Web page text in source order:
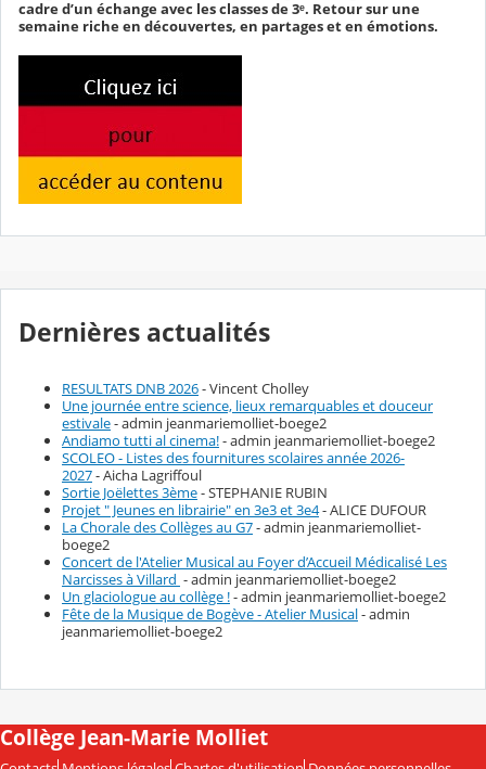
cadre d’un échange avec les classes de 3ᵉ. Retour sur une
semaine riche en découvertes, en partages et en émotions.
Dernières actualités
RESULTATS DNB 2026- Vincent Cholley
Une journée entre science, lieux remarquables et douceur
estivale- admin jeanmariemolliet-boege2
Andiamo tutti al cinema!- admin jeanmariemolliet-boege2
SCOLEO - Listes des fournitures scolaires année 2026-
2027- Aicha Lagriffoul
Sortie Joëlettes 3ème- STEPHANIE RUBIN
Projet " Jeunes en librairie" en 3e3 et 3e4- ALICE DUFOUR
La Chorale des Collèges au G7- admin jeanmariemolliet-
boege2
Concert de l'Atelier Musical au Foyer d’Accueil Médicalisé Les
Narcisses à Villard - admin jeanmariemolliet-boege2
Un glaciologue au collège !- admin jeanmariemolliet-boege2
Fête de la Musique de Bogève - Atelier Musical- admin
jeanmariemolliet-boege2
Collège Jean-Marie Molliet